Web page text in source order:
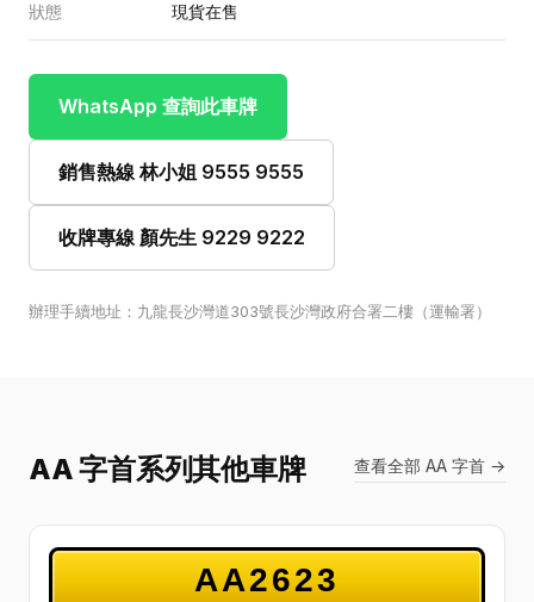
狀態 現貨在售
WhatsApp 查詢此車牌
銷售熱線 林小姐 9555 9555
收牌專線 顏先生 9229 9222
辦理手續地址：九龍長沙灣道303號長沙灣政府合署二樓（運輸署）
AA 字首系列其他車牌 查看全部 AA 字首 →
AA2623